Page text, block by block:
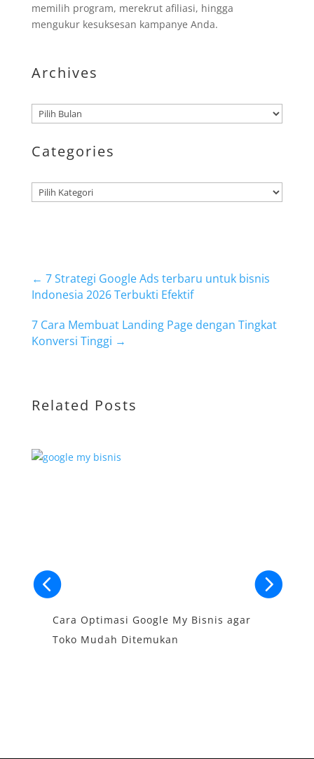
memilih program, merekrut afiliasi, hingga
mengukur kesuksesan kampanye Anda.
Archives
Arsip
Categories
Kategori
← 7 Strategi Google Ads terbaru untuk bisnis
Indonesia 2026 Terbukti Efektif
7 Cara Membuat Landing Page dengan Tingkat
Konversi Tinggi →
Related Posts
Cara Optimasi Google My Bisnis agar
Toko Mudah Ditemukan